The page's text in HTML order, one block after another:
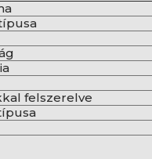
felszerelve